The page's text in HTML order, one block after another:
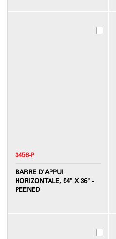
3456-P
BARRE D'APPUI
HORIZONTALE, 54" X 36" -
PEENED